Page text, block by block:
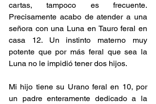
cartas, tampoco es frecuente.
Precisamente acabo de atender a una
señora con una Luna en Tauro feral en
casa 12. Un instinto materno muy
potente que por más feral que sea la
Luna no le impidió tener dos hijos.
Mi hijo tiene su Urano feral en 10, por
un padre enteramente dedicado a la